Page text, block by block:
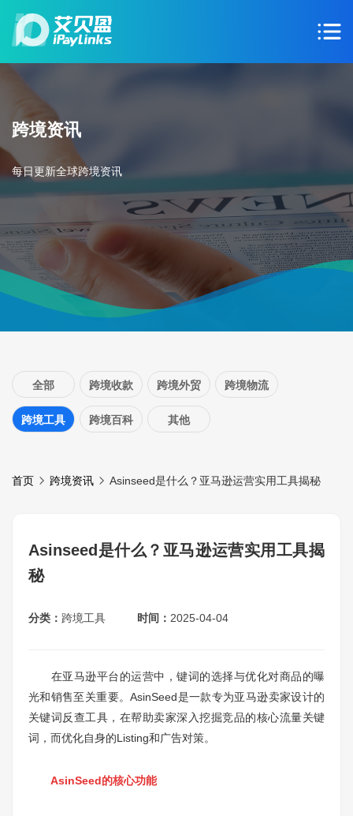
跨境资讯
每日更新全球跨境资讯
全部 跨境收款 跨境外贸 跨境物流
跨境工具 跨境百科 其他
首页 跨境资讯 Asinseed是什么？亚马逊运营实用工具揭秘
Asinseed是什么？亚马逊运营实用工具揭
秘
分类： 跨境工具 时间： 2025-04-04
在亚马逊平台的运营中，键词的选择与优化对商品的曝
光和销售至关重要。AsinSeed是一款专为亚马逊卖家设计的
关键词反查工具，在帮助卖家深入挖掘竞品的核心流量关键
词，而优化自身的Listing和广告对策。
AsinSeed的核心功能